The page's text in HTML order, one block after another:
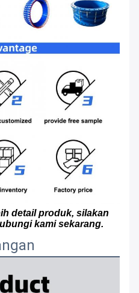
detail produk, silakan
kami sekarang.